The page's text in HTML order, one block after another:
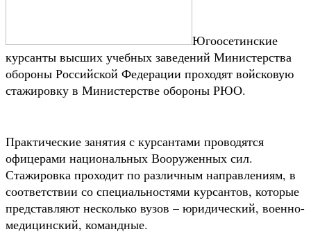
Югоосетинские
курсанты высших учебных заведений Министерства
обороны Российской Федерации проходят войсковую
стажировку в Министерстве обороны РЮО.
Практические занятия с курсантами проводятся
офицерами национальных Вооруженных сил.
Стажировка проходит по различным направлениям, в
соответствии со специальностями курсантов, которые
представляют несколько вузов – юридический, военно-
медицинский, командные.